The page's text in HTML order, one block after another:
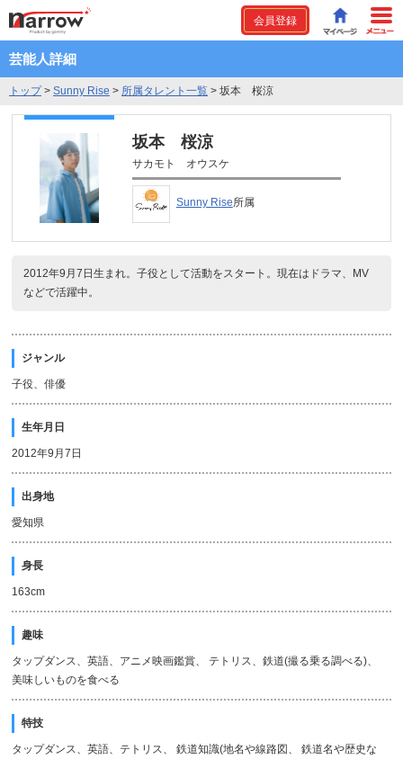
会員登録
芸能人詳細
トップ> Sunny Rise > 所属タレント一覧 > 坂本 桜涼
坂本 桜涼
サカモト オウスケ
Sunny Rise所属
2012年9月7日生まれ。子役として活動をスタート。現在はドラマ、MV
などで活躍中。
ジャンル
子役、俳優
生年月日
2012年9月7日
出身地
愛知県
身長
163cm
趣味
タップダンス、英語、アニメ映画鑑賞、 テトリス、鉄道(撮る乗る調べる)、
美味しいものを食べる
特技
タップダンス、英語、テトリス、 鉄道知識(地名や線路図、 鉄道名や歴史な